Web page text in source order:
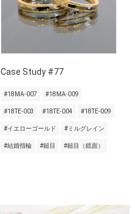
Case Study #77
#18MA-007 #18MA-009
#18TE-003 #18TE-004 #18TE-009
#イエローゴールド #ミルグレイン
#結婚指輪 #鎚目 #鎚目（鏡面）